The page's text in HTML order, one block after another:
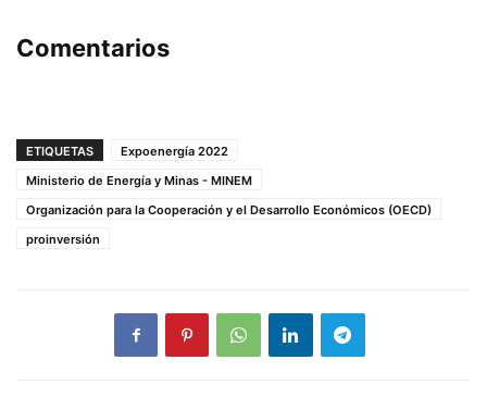
Comentarios
ETIQUETAS
Expoenergía 2022
Ministerio de Energía y Minas - MINEM
Organización para la Cooperación y el Desarrollo Económicos (OECD)
proinversión